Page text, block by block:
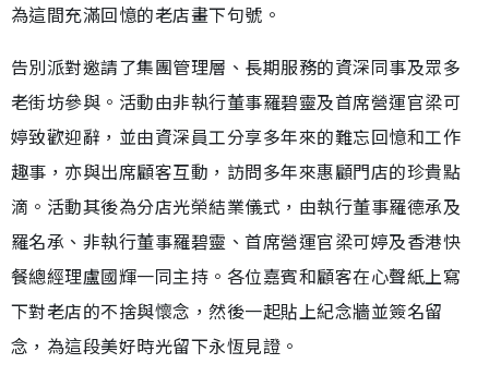
為這間充滿回憶的老店畫下句號。
告別派對邀請了集團管理層、長期服務的資深同事及眾多
老街坊參與。活動由非執行董事羅碧靈及首席營運官梁可
婷致歡迎辭，並由資深員工分享多年來的難忘回憶和工作
趣事，亦與出席顧客互動，訪問多年來惠顧門店的珍貴點
滴。活動其後為分店光榮結業儀式，由執行董事羅德承及
羅名承、非執行董事羅碧靈、首席營運官梁可婷及香港快
餐總經理盧國輝一同主持。各位嘉賓和顧客在心聲紙上寫
下對老店的不捨與懷念，然後一起貼上紀念牆並簽名留
念，為這段美好時光留下永恆見證。